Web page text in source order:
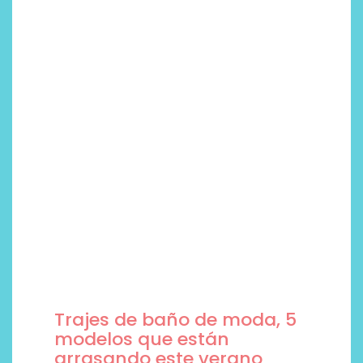
Trajes de baño de moda, 5
modelos que están